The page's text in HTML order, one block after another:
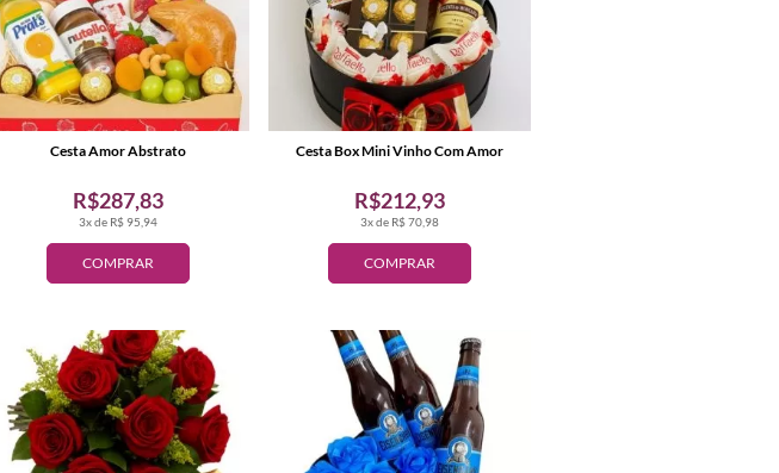
COMPRAR
3x de R$ 95,94
R$287,83
Cesta Amor Abstrato
COMPRAR
3x de R$ 70,98
R$212,93
Cesta Box Mini Vinho Com Amor